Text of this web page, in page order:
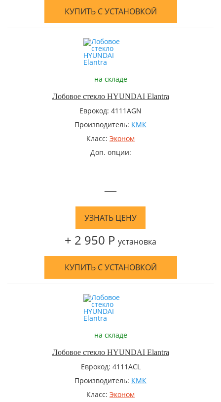
КУПИТЬ С УСТАНОВКОЙ
на складе
Лобовое стекло HYUNDAI Elantra
Еврокод: 4111AGN
Производитель: КМК
Класс: Эконом
Доп. опции:
—
УЗНАТЬ ЦЕНУ
+ 2 950 Р установка
КУПИТЬ С УСТАНОВКОЙ
на складе
Лобовое стекло HYUNDAI Elantra
Еврокод: 4111ACL
Производитель: КМК
Класс: Эконом